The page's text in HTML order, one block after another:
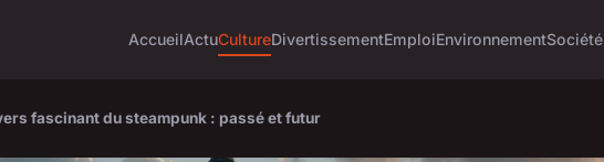
AccueilActuCultureDivertissementEmploiEnvironnementSociété
fascinant du steampunk : passé et futur